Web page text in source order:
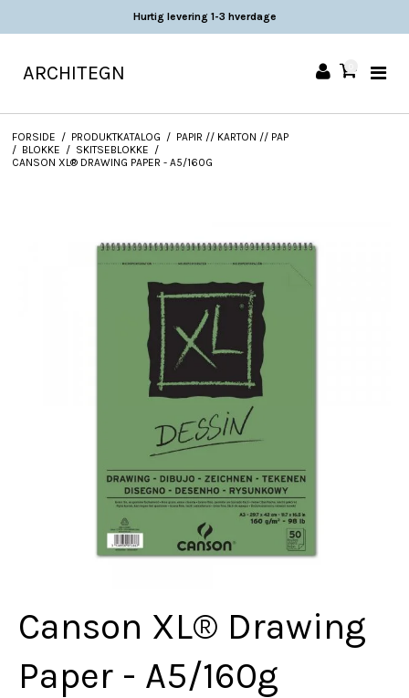
Hurtig levering 1-3 hverdage
ARCHITEGN
FORSIDE / PRODUKTKATALOG / PAPIR // KARTON // PAP
/ BLOKKE / SKITSEBLOKKE /
CANSON XL® DRAWING PAPER - A5/160G
Canson XL® Drawing
Paper - A5/160g